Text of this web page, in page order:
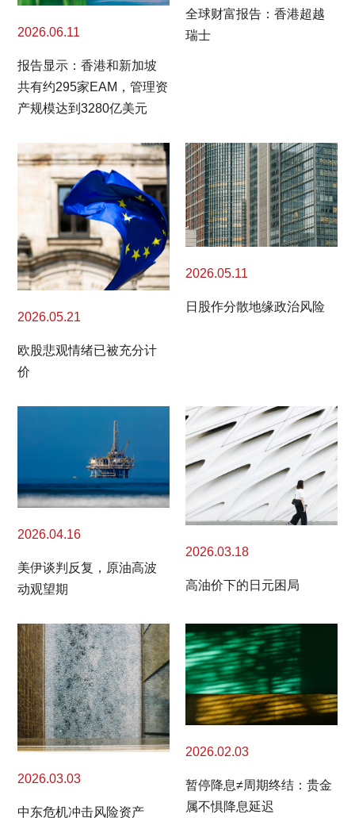
2026.06.11
报告显示：香港和新加坡
共有约295家EAM，管理资
产规模达到3280亿美元
全球财富报告：香港超越
瑞士
2026.05.21
欧股悲观情绪已被充分计
价
2026.05.11
日股作分散地缘政治风险
2026.04.16
美伊谈判反复，原油高波
动观望期
2026.03.18
高油价下的日元困局
2026.03.03
中东危机冲击风险资产
2026.02.03
暂停降息≠周期终结：贵金
属不惧降息延迟